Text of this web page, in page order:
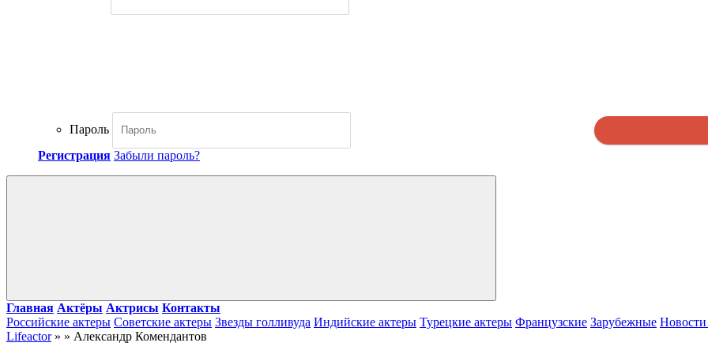
Пароль
Регистрация Забыли пароль?
Главная Актёры Актрисы Контакты
Российские актеры Советские актеры Звезды голливуда Индийские актеры Турецкие актеры Французские Зарубежные
Lifeactor» » Александр Комендантов